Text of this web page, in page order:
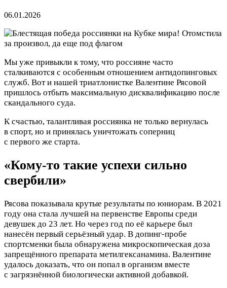
06.01.2026
Мы уже привыкли к тому, что россияне часто
сталкиваются с особенным отношением антидопинговых
служб. Вот и нашей триатлонистке Валентине Рясовой
пришлось отбыть максимальную дисквалификацию после
скандального суда.
К счастью, талантливая россиянка не только вернулась
в спорт, но и принялась уничтожать соперниц
с первого же старта.
«Кому-то такие успехи сильно
свербили»
Рясова показывала крутые результаты по юниорам. В 2021
году она стала лучшей на первенстве Европы среди
девушек до 23 лет. Но через год по её карьере был
нанесён первый серьёзный удар. В допинг-пробе
спортсменки была обнаружена микроскопическая доза
запрещённого препарата метилгексанамина. Валентине
удалось доказать, что он попал в организм вместе
с загрязнённой биологически активной добавкой.